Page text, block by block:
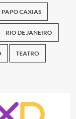
PAPO CAXIAS
RIO DE JANEIRO
TEATRO